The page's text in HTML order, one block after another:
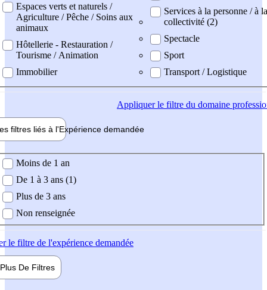
Espaces verts et naturels /
Agriculture / Pêche / Soins aux
animaux
Hôtellerie - Restauration /
Tourisme / Animation
Immobilier
Services à la personne / à la
collectivité (2)
Spectacle
Sport
Transport / Logistique
Appliquerle filtre du domaine
filtres liés à l'Expérience demandée
demandée
Moins de 1 an
De 1 à 3 ans (1)
Plus de 3 ans
Non renseignée
le filtre de l'expérience demandée
Plus De Filtres